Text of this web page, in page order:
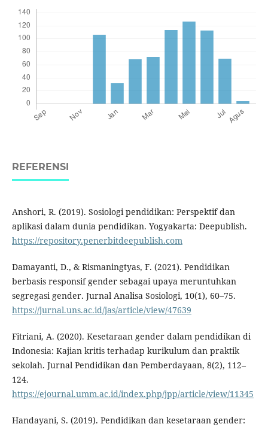
REFERENSI
Anshori, R. (2019). Sosiologi pendidikan: Perspektif dan
aplikasi dalam dunia pendidikan. Yogyakarta: Deepublish.
https://repository.penerbitdeepublish.com
Damayanti, D., & Rismaningtyas, F. (2021). Pendidikan
berbasis responsif gender sebagai upaya meruntuhkan
segregasi gender. Jurnal Analisa Sosiologi, 10(1), 60–75.
https://jurnal.uns.ac.id/jas/article/view/47639
Fitriani, A. (2020). Kesetaraan gender dalam pendidikan di
Indonesia: Kajian kritis terhadap kurikulum dan praktik
sekolah. Jurnal Pendidikan dan Pemberdayaan, 8(2), 112–
124.
https://ejournal.umm.ac.id/index.php/jpp/article/view/11345
Handayani, S. (2019). Pendidikan dan kesetaraan gender: